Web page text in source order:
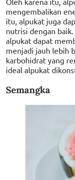
mengembalikan
itu, alpukat juga
nutrisi dengan
alpukat dapat
menjadi jauh lebih
karbohidrat yang
ideal alpukat
Semangka